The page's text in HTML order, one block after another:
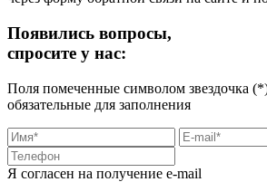
Появились вопросы,
спросите у нас:
Поля помеченные символом звездочка
обязательные для заполнения
Я согласен на получение e-mail